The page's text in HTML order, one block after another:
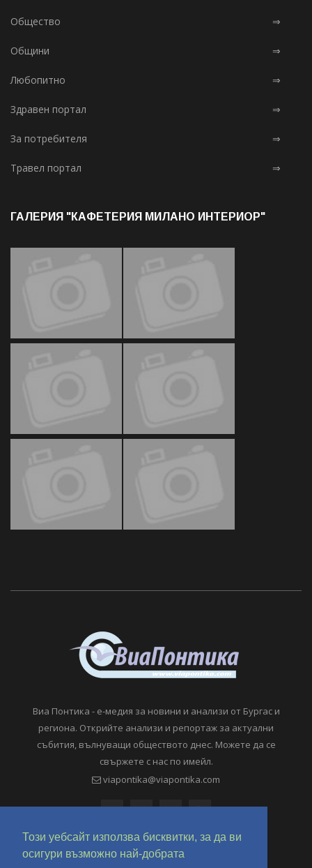
Този уебсайт използва бисквитки, за да ви
осигури възможно най-добрата
Общество ⇒
Общини ⇒
Любопитно ⇒
Здравен портал ⇒
За потребителя ⇒
Травел портал ⇒
ГАЛЕРИЯ "КАФЕТЕРИЯ МИЛАНО ИНТЕРИОР"
Виа Понтика - е-медия за новини и анализи от Бургас и
региона. Открийте анализи и репортаж за актуални
събития, вълнуващи обществото днес. Можете да се
свържете с нас по имейл.
viapontika@viapontika.com